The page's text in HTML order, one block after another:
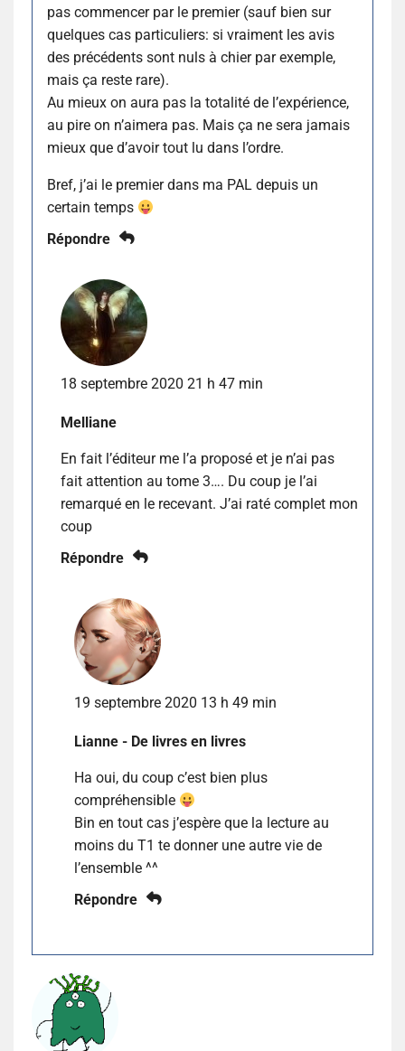
pas commencer par le premier (sauf bien sur
quelques cas particuliers: si vraiment les avis
des précédents sont nuls à chier par exemple,
mais ça reste rare).
Au mieux on aura pas la totalité de l’expérience,
au pire on n’aimera pas. Mais ça ne sera jamais
mieux que d’avoir tout lu dans l’ordre.
Bref, j’ai le premier dans ma PAL depuis un
certain temps
Répondre
18 septembre 2020 21 h 47 min
Melliane
En fait l’éditeur me l’a proposé et je n’ai pas
fait attention au tome 3…. Du coup je l’ai
remarqué en le recevant. J’ai raté complet mon
coup
Répondre
19 septembre 2020 13 h 49 min
Lianne - De livres en livres
Ha oui, du coup c’est bien plus
compréhensible
Bin en tout cas j’espère que la lecture au
moins du T1 te donner une autre vie de
l’ensemble ^^
Répondre